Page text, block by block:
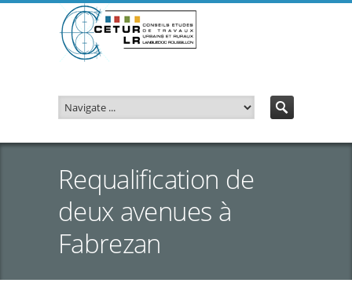
Requalification de
deux avenues à
Fabrezan